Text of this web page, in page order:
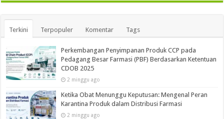
Terkini Terpopuler Komentar Tags
Perkembangan Penyimpanan Produk CCP pada
Pedagang Besar Farmasi (PBF) Berdasarkan Ketentuan
CDOB 2025
2 minggu ago
Ketika Obat Menunggu Keputusan: Mengenal Peran
Karantina Produk dalam Distribusi Farmasi
2 minggu ago